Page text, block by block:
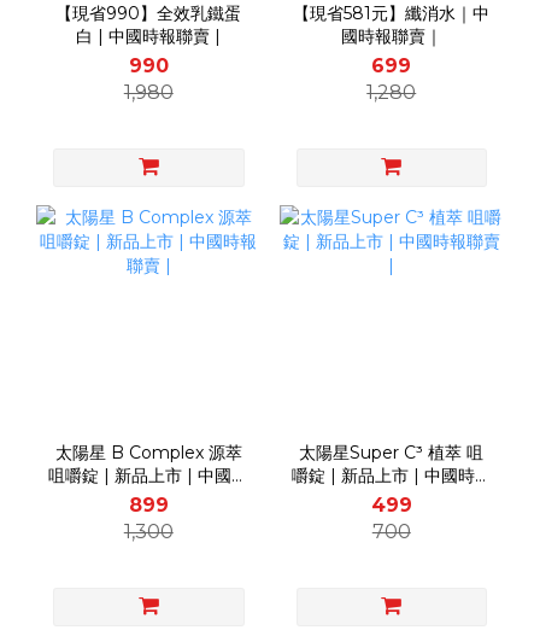
【現省990】全效乳鐵蛋
白 | 中國時報聯賣 |
990
1,980
【現省581元】纖消水｜中
國時報聯賣｜
699
1,280
太陽星 B Complex 源萃
咀嚼錠 | 新品上市 | 中國時
報聯賣 |
899
1,300
太陽星Super C³ 植萃 咀
嚼錠 | 新品上市 | 中國時報
聯賣 |
499
700